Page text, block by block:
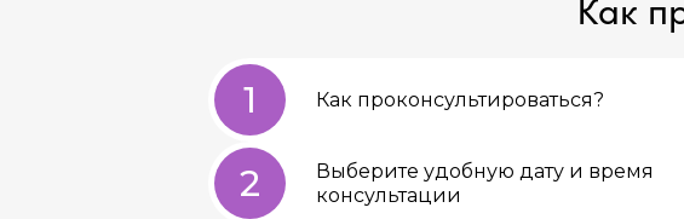
Как
1 Как проконсультироваться?
2
Выберите удобную дату и время
консультации